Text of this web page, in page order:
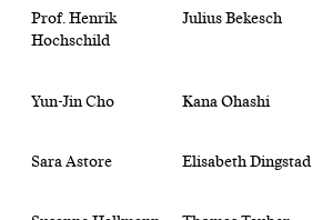
Prof. Henrik
Hochschild
Julius Bekesch
Yun-Jin Cho Kana Ohashi
Sara Astore Elisabeth Dingstad